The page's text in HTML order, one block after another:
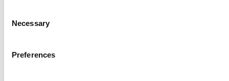
Selection
Necessary
Preferences